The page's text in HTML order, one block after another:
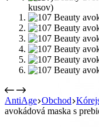
AntiAge Obchod
avokádová maska s